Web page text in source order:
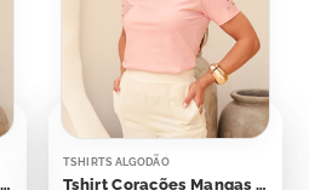
Tshirt Corações Mangas Aplicação
TSHIRTS ALGODÃO
Tshirt Corações Mangas Aplicação